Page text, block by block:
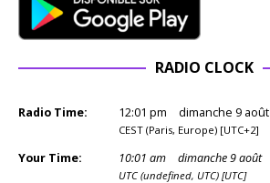
RADIO CLOCK
Radio Time: 12:01 pm dimanche 9 août
CEST (Paris, Europe) [UTC+2]
Your Time: 10:01 am dimanche 9 août
UTC (undefined, UTC) [UTC]